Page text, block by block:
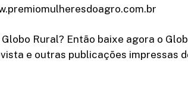
Rural? Então baixe agora o
e outras publicações impressas